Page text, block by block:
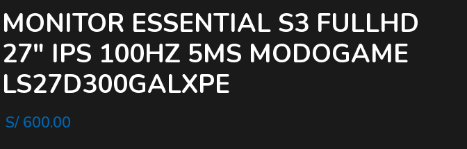
MONITOR ESSENTIAL S3 FULLHD
27″ IPS 100HZ 5MS MODOGAME
LS27D300GALXPE
S/600.00